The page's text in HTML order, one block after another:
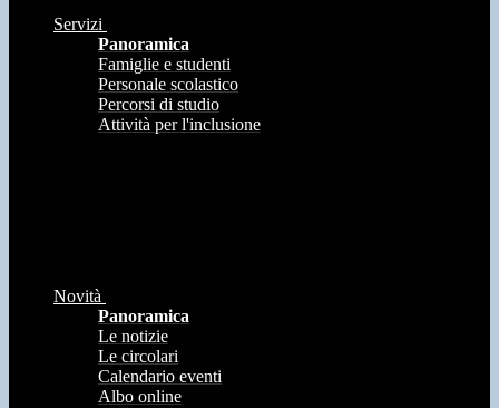
Servizi
Panoramica
Famiglie e studenti
Personale scolastico
Percorsi di studio
Attività per l'inclusione
Novità
Panoramica
Le notizie
Le circolari
Calendario eventi
Albo online